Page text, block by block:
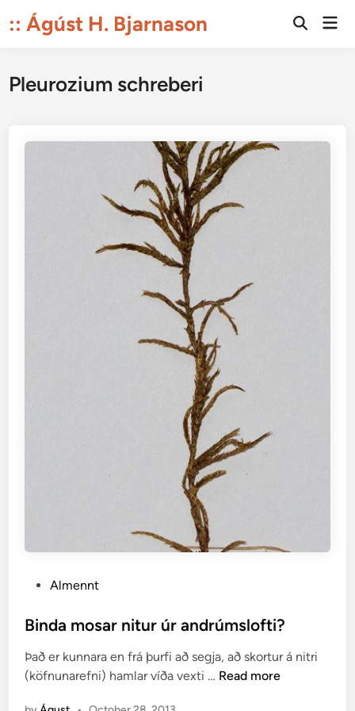
to:: Ágúst H. Bjarnason
Open
Pleurozium schreberi
s
e
d
Almennt
Binda mosar nitur úr andrúmslofti?
Það er kunnara en frá þurfi að segja, að skortur á nitri
(köfnunarefni) hamlar víða vexti … B
Read more